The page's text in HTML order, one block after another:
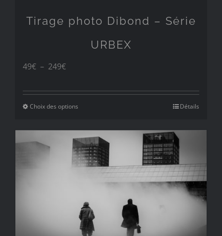
Tirage photo Dibond – Série
URBEX
49€ – 249€Plage
prix :
249€
Choix des options Détails